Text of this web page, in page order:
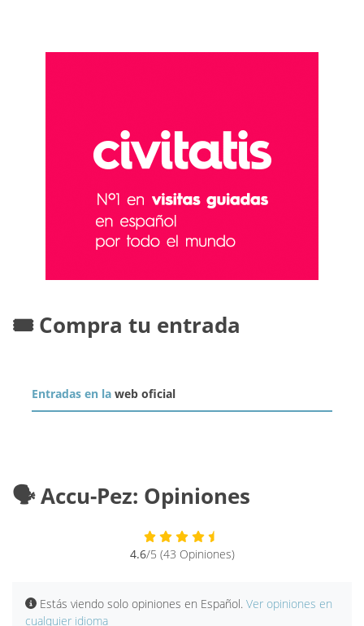
🎟️ Compra tu entrada
Entradas en la web oficial
🗣️ Accu-Pez: Opiniones
4.6/5 (43 Opiniones)
Estás viendo solo opiniones en Español. Ver opiniones en
cualquier idioma